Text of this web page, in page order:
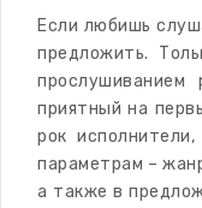
Если любишь
предложить.
прослушиванием
приятный на
рок
параметрам –
а также в